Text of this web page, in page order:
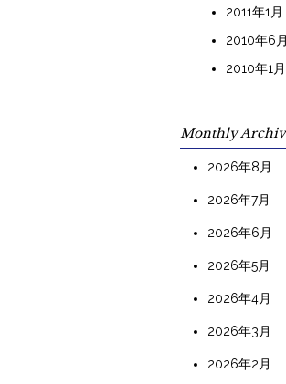
2011年1
2010年6
2010年1
Monthly
2026年8月
2026年7月
2026年6月
2026年5月
2026年4月
2026年3月
2026年2月